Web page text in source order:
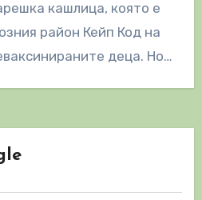
кашлица, която е
район Кейп Код на
деца. Но